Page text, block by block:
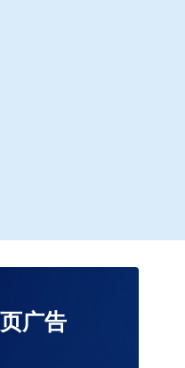
广告